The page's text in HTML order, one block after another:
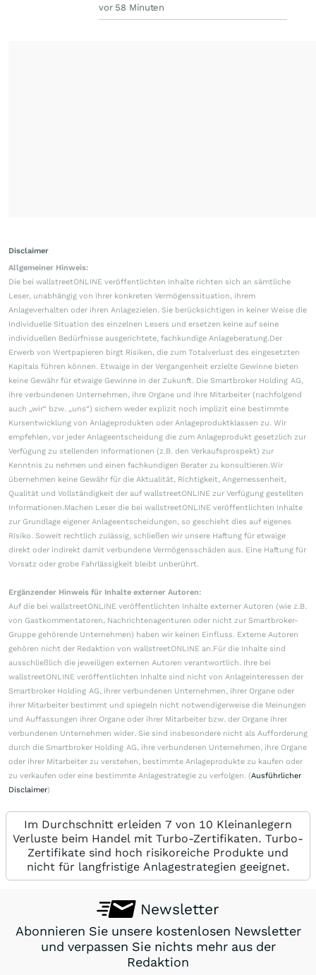
vor 58 Minuten
Disclaimer
Allgemeiner Hinweis:
Die bei wallstreetONLINE veröffentlichten Inhalte richten sich an sämtliche
Leser, unabhängig von ihrer konkreten Vermögenssituation, ihrem
Anlageverhalten oder ihren Anlagezielen. Sie berücksichtigen in keiner Weise die
individuelle Situation des einzelnen Lesers und ersetzen keine auf seine
individuellen Bedürfnisse ausgerichtete, fachkundige Anlageberatung.Der
Erwerb von Wertpapieren birgt Risiken, die zum Totalverlust des eingesetzten
Kapitals führen können. Etwaige in der Vergangenheit erzielte Gewinne bieten
keine Gewähr für etwaige Gewinne in der Zukunft. Die Smartbroker Holding AG,
ihre verbundenen Unternehmen, ihre Organe und ihre Mitarbeiter (nachfolgend
auch „wir“ bzw. „uns“) sichern weder explizit noch implizit eine bestimmte
Kursentwicklung von Anlageprodukten oder Anlageproduktklassen zu. Wir
empfehlen, vor jeder Anlageentscheidung die zum Anlageprodukt gesetzlich zur
Verfügung zu stellenden Informationen (z.B. den Verkaufsprospekt) zur
Kenntnis zu nehmen und einen fachkundigen Berater zu konsultieren.Wir
übernehmen keine Gewähr für die Aktualität, Richtigkeit, Angemessenheit,
Qualität und Vollständigkeit der auf wallstreetONLINE zur Verfügung gestellten
Informationen.Machen Leser die bei wallstreetONLINE veröffentlichten Inhalte
zur Grundlage eigener Anlageentscheidungen, so geschieht dies auf eigenes
Risiko. Soweit rechtlich zulässig, schließen wir unsere Haftung für etwaige
direkt oder indirekt damit verbundene Vermögensschäden aus. Eine Haftung für
Vorsatz oder grobe Fahrlässigkeit bleibt unberührt.
Ergänzender Hinweis für Inhalte externer Autoren:
Auf die bei wallstreetONLINE veröffentlichten Inhalte externer Autoren (wie z.B.
von Gastkommentatoren, Nachrichtenagenturen oder nicht zur Smartbroker-
Gruppe gehörende Unternehmen) haben wir keinen Einfluss. Externe Autoren
gehören nicht der Redaktion von wallstreetONLINE an.Für die Inhalte sind
ausschließlich die jeweiligen externen Autoren verantwortlich. Ihre bei
wallstreetONLINE veröffentlichten Inhalte sind nicht von Anlageinteressen der
Smartbroker Holding AG, ihrer verbundenen Unternehmen, ihrer Organe oder
ihrer Mitarbeiter bestimmt und spiegeln nicht notwendigerweise die Meinungen
und Auffassungen ihrer Organe oder ihrer Mitarbeiter bzw. der Organe ihrer
verbundenen Unternehmen wider. Sie sind insbesondere nicht als Aufforderung
durch die Smartbroker Holding AG, ihre verbundenen Unternehmen, ihre Organe
oder ihrer Mitarbeiter zu verstehen, bestimmte Anlageprodukte zu kaufen oder
zu verkaufen oder eine bestimmte Anlagestrategie zu verfolgen. (Ausführlicher
Disclaimer)
Im Durchschnitt erleiden 7 von 10 Kleinanlegern
Verluste beim Handel mit Turbo-Zertifikaten. Turbo-
Zertifikate sind hoch risikoreiche Produkte und
nicht für langfristige Anlagestrategien geeignet.
Newsletter
Abonnieren Sie unsere kostenlosen Newsletter
und verpassen Sie nichts mehr aus der
Redaktion